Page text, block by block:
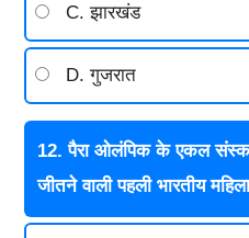
C. झारखंड
D. गुजरात
12. पैरा ओलंपिक के एकल
जीतने वाली पहली भारतीय